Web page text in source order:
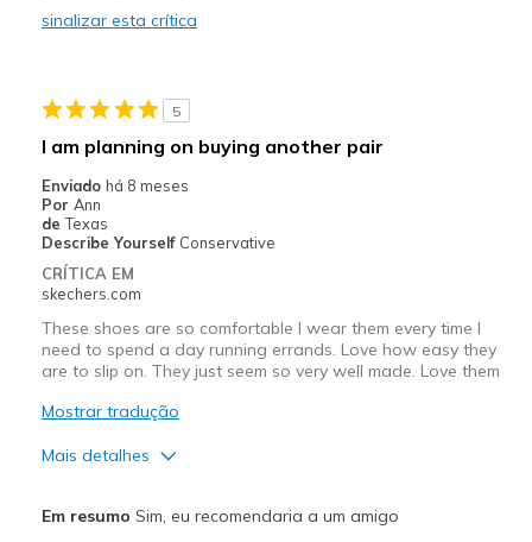
View On Shoes
Shoes are for Wearing
sinalizar esta crítica
5
I am planning on buying another pair
Enviado há 8 meses
Por Ann
de Texas
Describe Yourself Conservative
CRÍTICA EM
skechers.com
These shoes are so comfortable I wear them every time I
need to spend a day running errands. Love how easy they
are to slip on. They just seem so very well made. Love them
Mostrar tradução
Mais detalhes
Em resumo Sim, eu recomendaria a um amigo